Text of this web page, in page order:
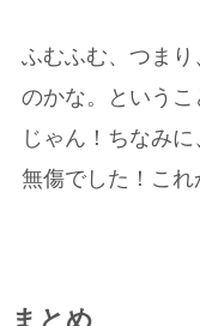
ふむふむ、つま
のかな。という
じゃん！ちなみ
無傷でした！こ
まとめ